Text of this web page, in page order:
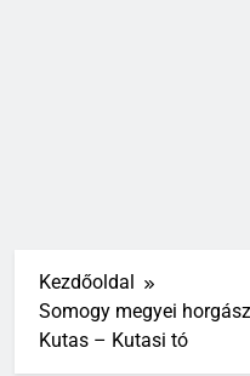
Kezdőoldal
Somogy megyei
Kutas – Kutasi tó